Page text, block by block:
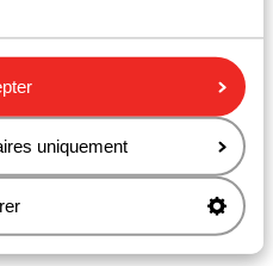
uniquement
gilet lorsqu'il quitte la
dehors des
ou d'accident. (Les
achetés à l'ANWB, entre